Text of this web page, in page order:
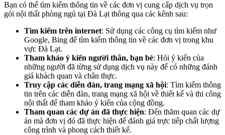
Bạn có thể tìm kiếm thông tin về các đơn vị cung cấp dịch vụ trọn
gói nội thất phòng ngủ tại Đà Lạt thông qua các kênh sau:
Tìm kiếm trên internet: Sử dụng các công cụ tìm kiếm như
Google, Bing để tìm kiếm thông tin về các đơn vị trong khu
vực Đà Lạt.
Tham khảo ý kiến người thân, bạn bè: Hỏi ý kiến của
những người đã từng sử dụng dịch vụ này để có những đánh
giá khách quan và chân thực.
Truy cập các diễn đàn, trang mạng xã hội: Tìm kiếm thông
tin trên các diễn đàn, trang mạng xã hội về thiết kế và thi công
nội thất để tham khảo ý kiến của cộng đồng.
Tham quan các dự án đã thực hiện: Đến thăm quan các dự
án mà đơn vị đó đã thực hiện để đánh giá trực tiếp chất lượng
công trình và phong cách thiết kế.